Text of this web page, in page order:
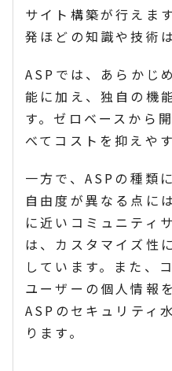
サイト構築が行えま
発ほどの知識や技術
ASPでは、あらかじ
能に加え、独自の機
す。ゼロベースから
べてコストを抑えや
一方で、ASPの種類
自由度が異なる点に
に近いコミュニティ
は、カスタマイズ性
しています。また、
ユーザーの個人情報
ASPのセキュリティ
ります。